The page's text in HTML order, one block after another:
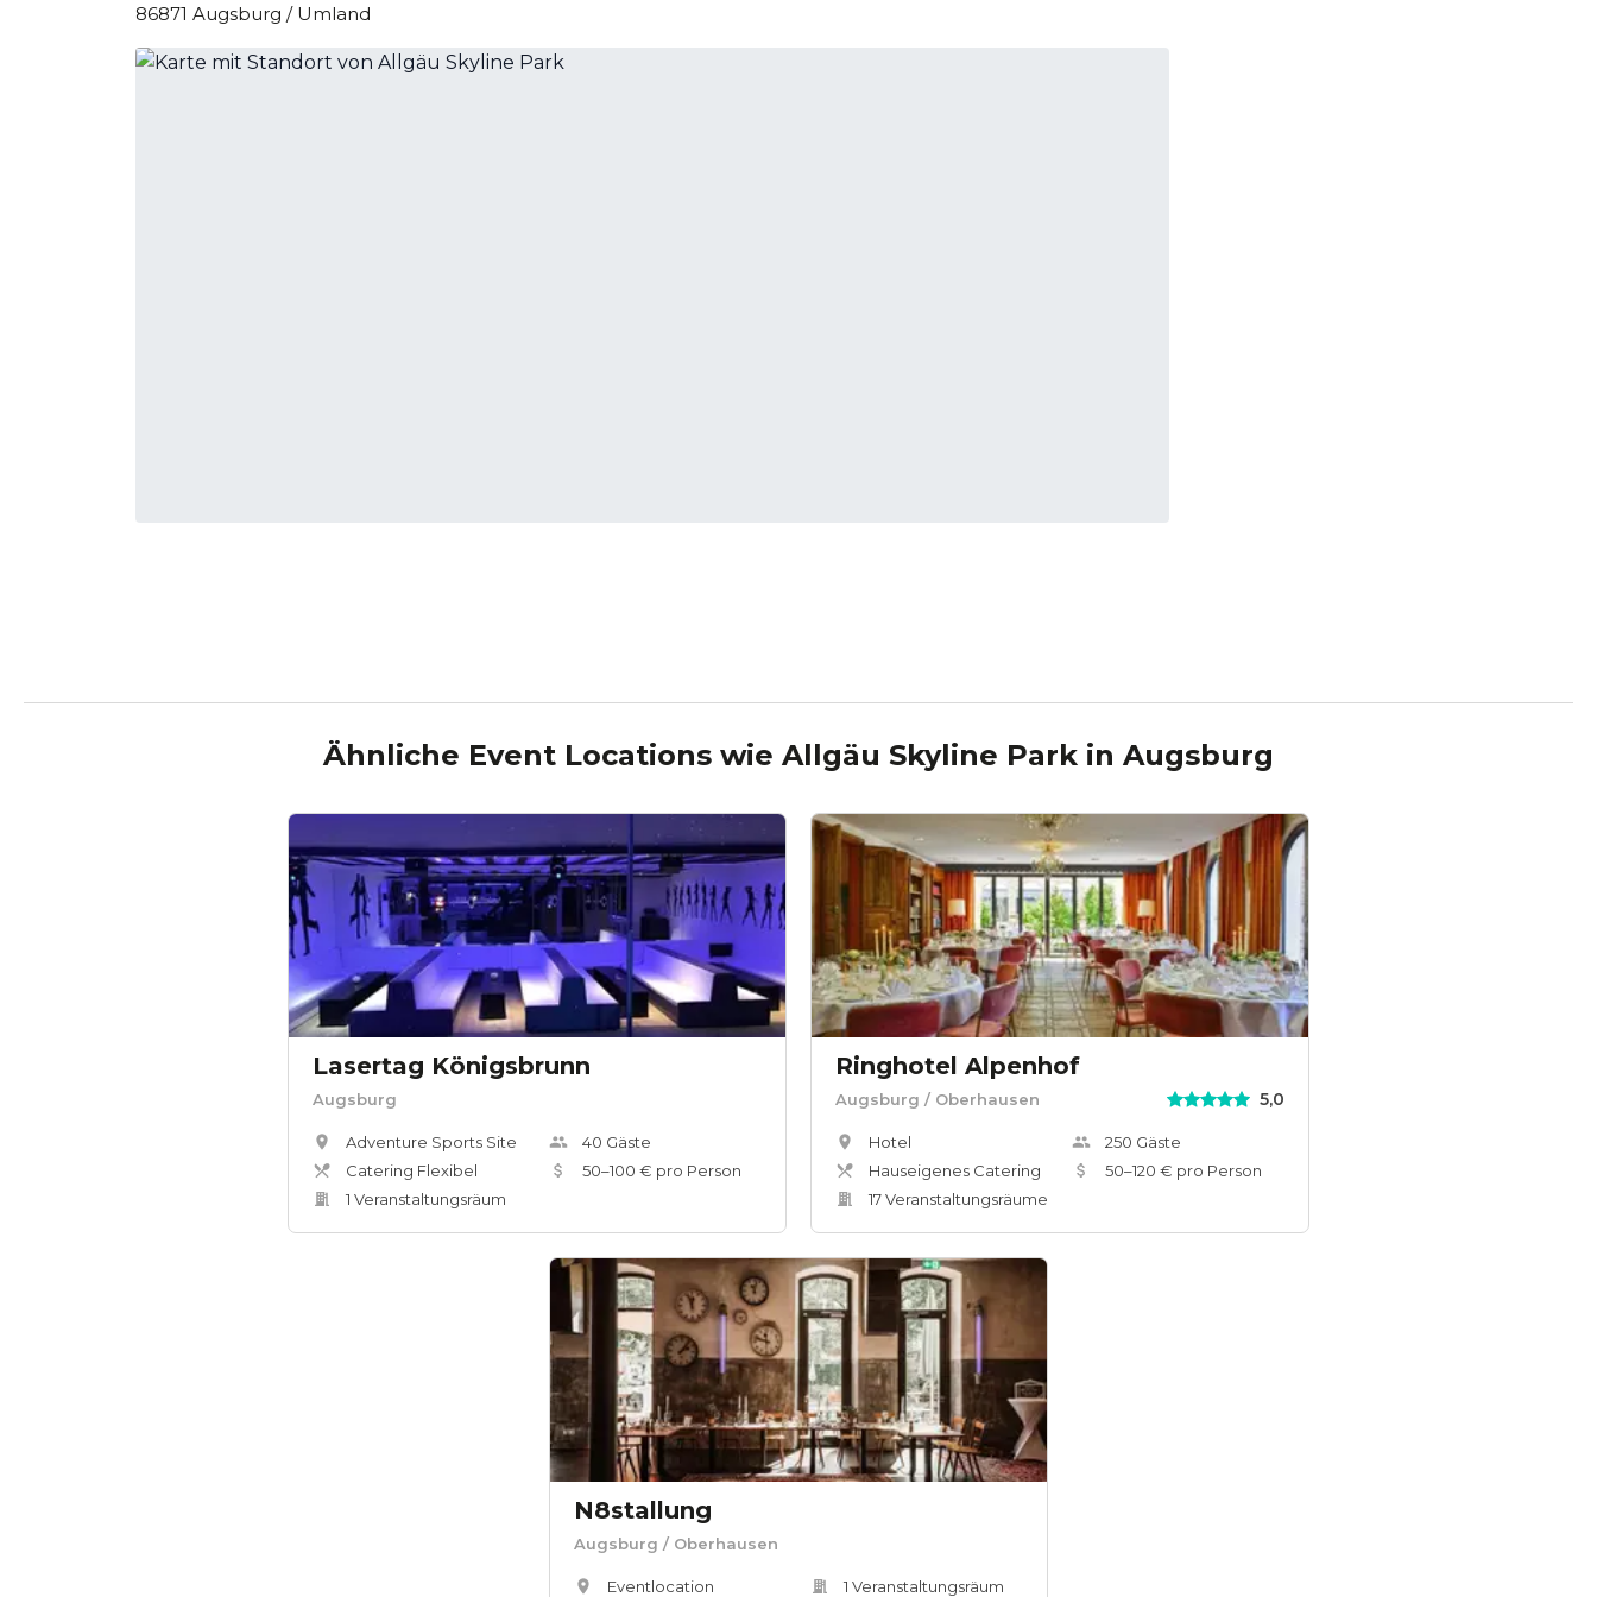
86871 Augsburg / Umland
Ähnliche Event Locations wie Allgäu Skyline Park in Augsburg
Lasertag Königsbrunn
Augsburg
Adventure Sports Site
Catering Flexibel
1 Veranstaltungsräum
40 Gäste
50–100 € pro Person
Ringhotel Alpenhof
Augsburg / Oberhausen 5,0
Hotel
Hauseigenes Catering
17Veranstaltungsräume
250 Gäste
50–120 € pro Person
N8stallung
Augsburg / Oberhausen
Eventlocation 1 Veranstaltungsräum